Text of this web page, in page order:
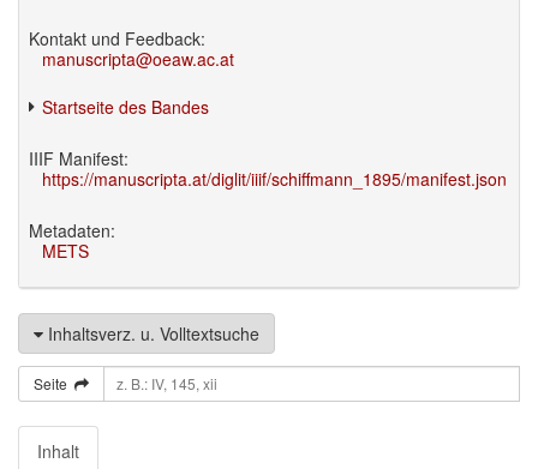
Kontakt und Feedback:
manuscripta@oeaw.ac.at
Startseite des Bandes
IIIF Manifest:
https://manuscripta.at/diglit/iiif/schiffmann_1895/manifest.json
Metadaten:
METS
Inhaltsverz. u. Volltextsuche
Seite
Inhalt